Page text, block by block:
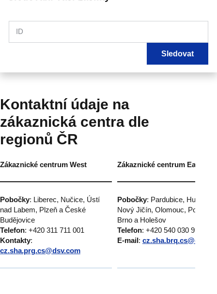
ID
Sledovat
Kontaktní údaje na
zákaznická centra dle
regionů ČR
Zákaznické centrum West Zákaznické centrum East
Pobočky: Liberec, Nučice, Ústí
nad Labem, Plzeň a České
Budějovice
Telefon: +420 311 711 001
Kontakty:
cz.sha.prg.cs@dsv.com
Pobočky: Pardubice,
Nový Jičín, Olomouc, Popůvky,
Brno a Holešov
Telefon: +420 540 030 999
E-mail: